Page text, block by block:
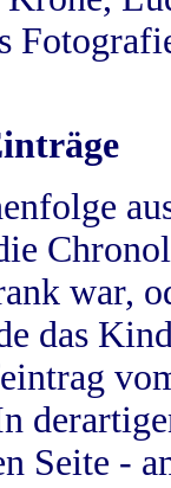
war,
das
Seite -